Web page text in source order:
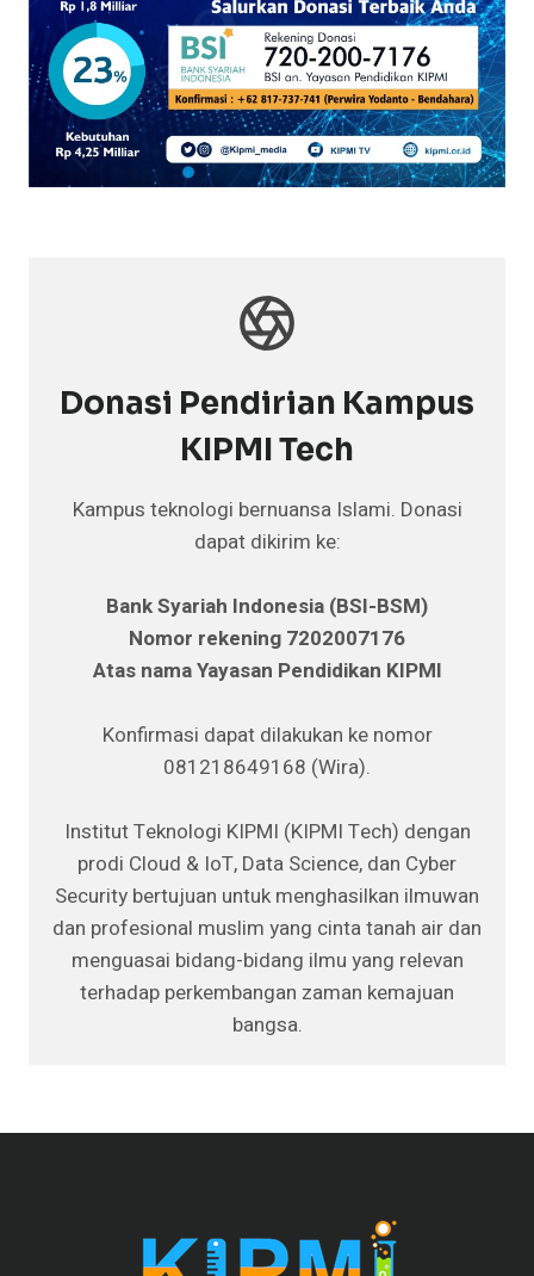
Donasi Pendirian Kampus
KIPMI Tech
Kampus teknologi bernuansa Islami. Donasi
dapat dikirim ke:
Bank Syariah Indonesia (BSI-BSM)
Nomor rekening 7202007176
Atas nama Yayasan Pendidikan KIPMI
Konfirmasi dapat dilakukan ke nomor
081218649168 (Wira).
Institut Teknologi KIPMI (KIPMI Tech) dengan
prodi Cloud & IoT, Data Science, dan Cyber
Security bertujuan untuk menghasilkan ilmuwan
dan profesional muslim yang cinta tanah air dan
menguasai bidang-bidang ilmu yang relevan
terhadap perkembangan zaman kemajuan
bangsa.